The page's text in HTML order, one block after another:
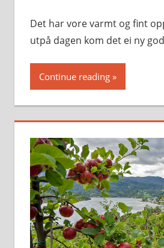
Det har vore varmt og fint
utpå dagen kom det ei ny
Continue reading